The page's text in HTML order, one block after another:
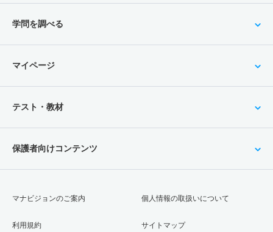
学問を調べる
マイページ
テスト・教材
保護者向けコンテンツ
マナビジョンのご案内
利用規約
個人情報の取扱いについて
サイトマップ